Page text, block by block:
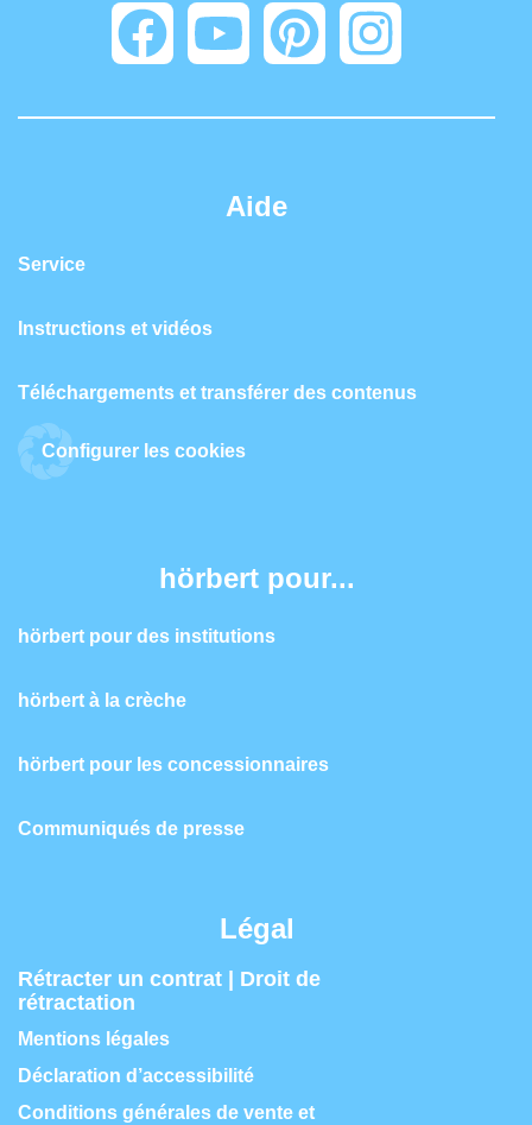
Aide
Service
Instructions et vidéos
Téléchargements et transférer des contenus
Configurer les cookies
hörbert pour...
hörbert pour des institutions
hörbert à la crèche
hörbert pour les concessionnaires
Communiqués de presse
Légal
Rétracter un contrat | Droit de
rétractation
Mentions légales
Déclaration d’accessibilité
Conditions générales de vente et